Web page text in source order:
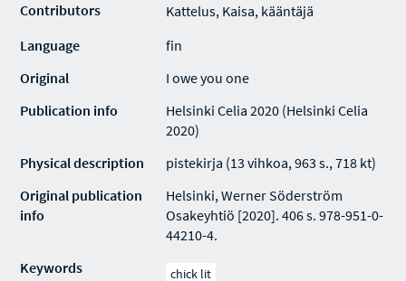
Contributors
Kattelus, Kaisa, kääntäjä
Language
fin
Original
I owe you one
Publication info
Helsinki Celia 2020 (Helsinki Celia
2020)
Physical description
pistekirja (13 vihkoa, 963 s., 718 kt)
Original publication
info
Helsinki, Werner Söderström
Osakeyhtiö [2020]. 406 s. 978-951-0-
44210-4.
Keywords
chick lit